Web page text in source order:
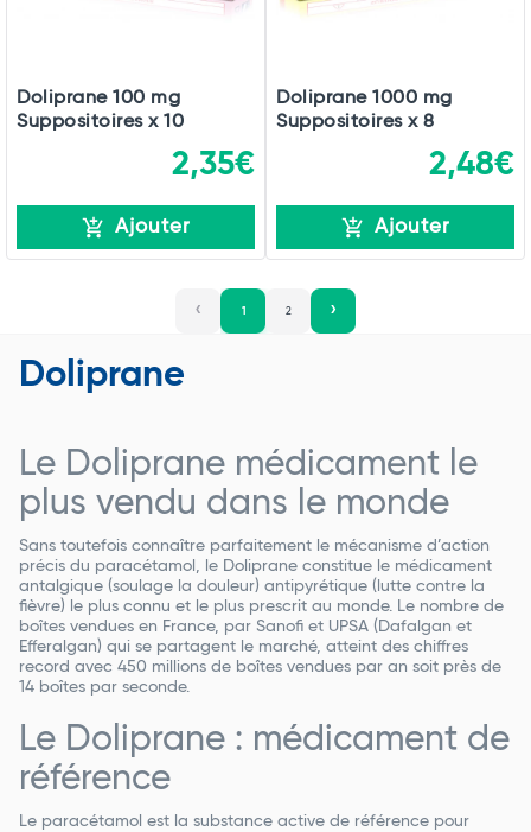
Doliprane 100 mg
Suppositoires x 10
2,35€
Ajouter
Doliprane 1000 mg
Suppositoires x 8
2,48€
Ajouter
1 2
Doliprane
Le Doliprane médicament le
plus vendu dans le monde
Sans toutefois connaître parfaitement le mécanisme d’action
précis du paracétamol, le Doliprane constitue le médicament
antalgique (soulage la douleur) antipyrétique (lutte contre la
fièvre) le plus connu et le plus prescrit au monde. Le nombre de
boîtes vendues en France, par Sanofi et UPSA (Dafalgan et
Efferalgan) qui se partagent le marché, atteint des chiffres
record avec 450 millions de boîtes vendues par an soit près de
14 boîtes par seconde.
Le Doliprane : médicament de
référence
Le paracétamol est la substance active de référence pour